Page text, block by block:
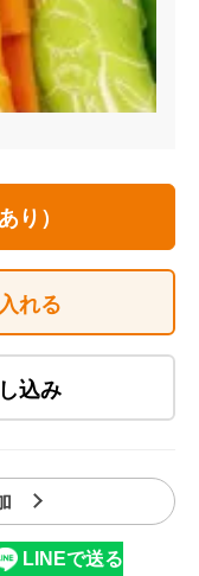
り）
れる
込み